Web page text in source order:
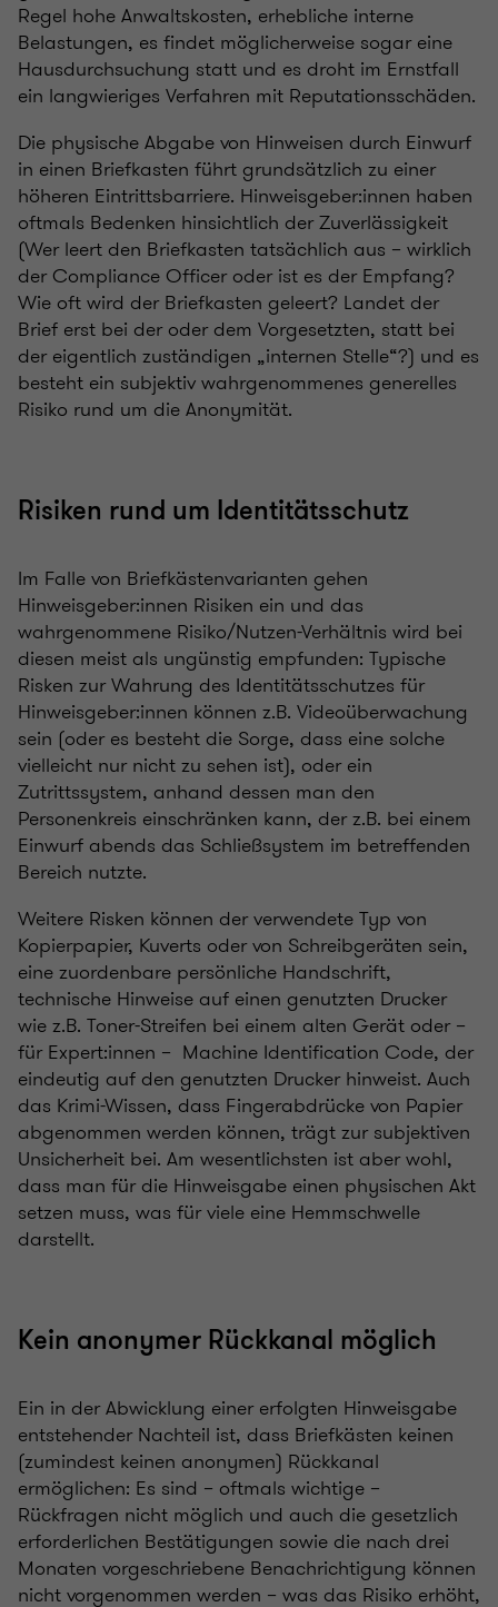
Regel hohe Anwaltskosten, erhebliche interne
Belastungen, es findet möglicherweise sogar eine
Hausdurchsuchung statt und es droht im Ernstfall
ein langwieriges Verfahren mit Reputationsschäden.
Die physische Abgabe von Hinweisen durch Einwurf
in einen Briefkasten führt grundsätzlich zu einer
höheren Eintrittsbarriere. Hinweisgeber:innen haben
oftmals Bedenken hinsichtlich der Zuverlässigkeit
(Wer leert den Briefkasten tatsächlich aus – wirklich
der Compliance Officer oder ist es der Empfang?
Wie oft wird der Briefkasten geleert? Landet der
Brief erst bei der oder dem Vorgesetzten, statt bei
der eigentlich zuständigen „internen Stelle“?) und es
besteht ein subjektiv wahrgenommenes generelles
Risiko rund um die Anonymität.
Risiken rund um Identitätsschutz
Im Falle von Briefkästenvarianten gehen
Hinweisgeber:innen Risiken ein und das
wahrgenommene Risiko/Nutzen-Verhältnis wird bei
diesen meist als ungünstig empfunden: Typische
Risken zur Wahrung des Identitätsschutzes für
Hinweisgeber:innen können z.B. Videoüberwachung
sein (oder es besteht die Sorge, dass eine solche
vielleicht nur nicht zu sehen ist), oder ein
Zutrittssystem, anhand dessen man den
Personenkreis einschränken kann, der z.B. bei einem
Einwurf abends das Schließsystem im betreffenden
Bereich nutzte.
Weitere Risken können der verwendete Typ von
Kopierpapier, Kuverts oder von Schreibgeräten sein,
eine zuordenbare persönliche Handschrift,
technische Hinweise auf einen genutzten Drucker
wie z.B. Toner-Streifen bei einem alten Gerät oder –
für Expert:innen – Machine Identification Code, der
eindeutig auf den genutzten Drucker hinweist. Auch
das Krimi-Wissen, dass Fingerabdrücke von Papier
abgenommen werden können, trägt zur subjektiven
Unsicherheit bei. Am wesentlichsten ist aber wohl,
dass man für die Hinweisgabe einen physischen Akt
setzen muss, was für viele eine Hemmschwelle
darstellt.
Kein anonymer Rückkanal möglich
Ein in der Abwicklung einer erfolgten Hinweisgabe
entstehender Nachteil ist, dass Briefkästen keinen
(zumindest keinen anonymen) Rückkanal
ermöglichen: Es sind – oftmals wichtige –
Rückfragen nicht möglich und auch die gesetzlich
erforderlichen Bestätigungen sowie die nach drei
Monaten vorgeschriebene Benachrichtigung können
nicht vorgenommen werden – was das Risiko erhöht,